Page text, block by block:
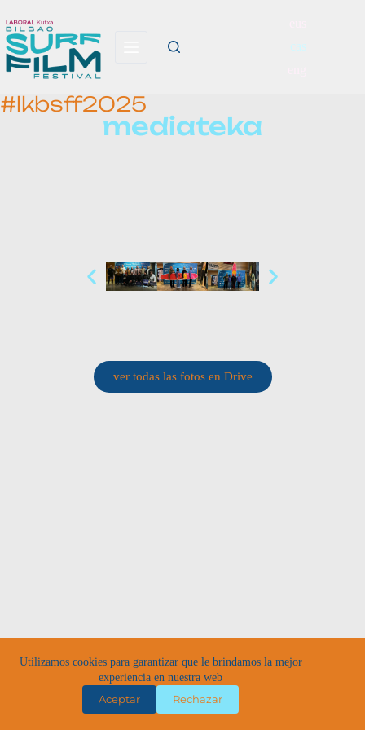
Utilizamos cookies para garantizar que le brindamos la mejor
experiencia en nuestra web
Aceptar Rechazar
cas
#lkbsff2025
mediateka
ver todas las fotos en Drive
egokia © 2026
privacidad
bases
protocolo v.g.
ods huella carbono une-iso 20121